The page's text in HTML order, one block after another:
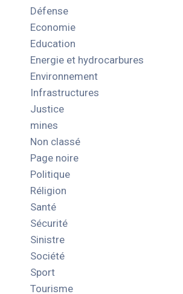
Défense
Economie
Education
Energie et hydrocarbures
Environnement
Infrastructures
Justice
mines
Non classé
Page noire
Politique
Réligion
Santé
Sécurité
Sinistre
Société
Sport
Tourisme